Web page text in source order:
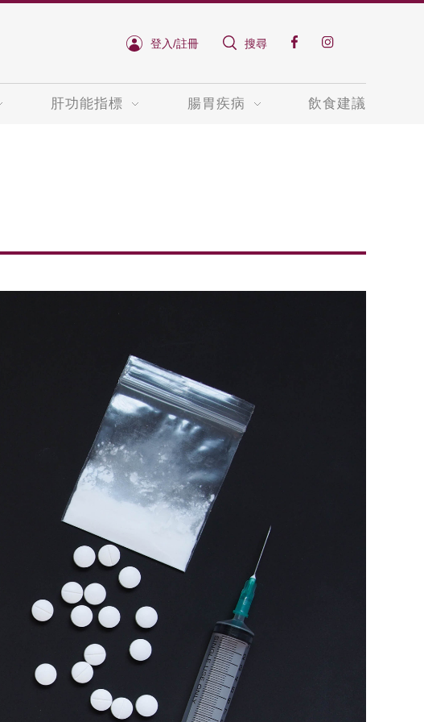
登入/註冊 搜尋
肝功能指標 腸胃疾病 飲食建議